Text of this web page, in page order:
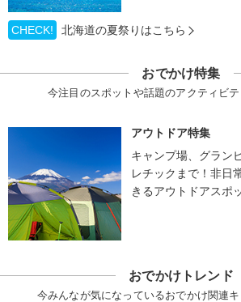
CHECK! 北海道の夏祭りはこちら
おでかけ特集
今注目のスポットや話題のアクティビ
アウトドア特集
キャンプ場、グラン
レチックまで！非日
きるアウトドアスポ
おでかけトレンド
今みんなが気になっているおでかけ関連キ